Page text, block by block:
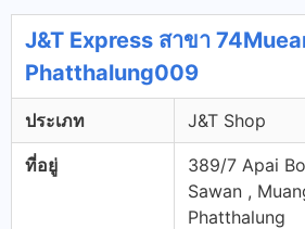
J&T Express สาขา
Phatthalung009
ประเภท J&T Shop
ที่อยู่
389/7 Apai
Sawan ,
Phatthalung